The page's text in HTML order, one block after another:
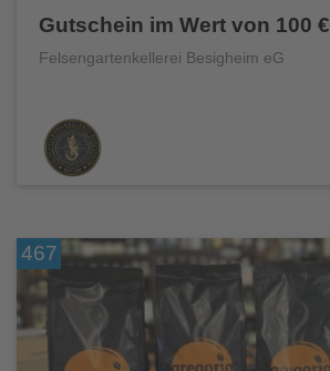
Gutschein im Wert von 100 €
Felsengartenkellerei Besigheim eG
467